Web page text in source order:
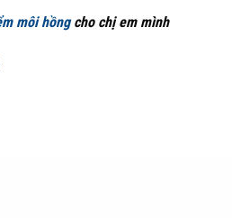
môi hồngcho chị em mình